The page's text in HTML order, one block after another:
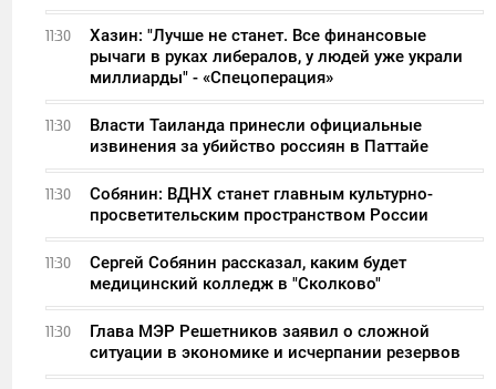
11:30
Хазин: "Лучше не станет. Все финансовые
рычаги в руках либералов, у людей уже украли
миллиарды" - «Спецоперация»
11:30
Власти Таиланда принесли официальные
извинения за убийство россиян в Паттайе
11:30
Собянин: ВДНХ станет главным культурно-
просветительским пространством России
11:30
Сергей Собянин рассказал, каким будет
медицинский колледж в "Сколково"
11:30
Глава МЭР Решетников заявил о сложной
ситуации в экономике и исчерпании резервов